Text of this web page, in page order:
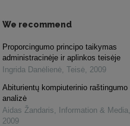
We recommend
Proporcingumo principo taikymas
administracinėje ir aplinkos teisėje
Ingrida Danėlienė, Teisė, 2009
Abiturientų kompiuterinio raštingumo
analizė
Aidas Žandaris, Information & Media,
2009